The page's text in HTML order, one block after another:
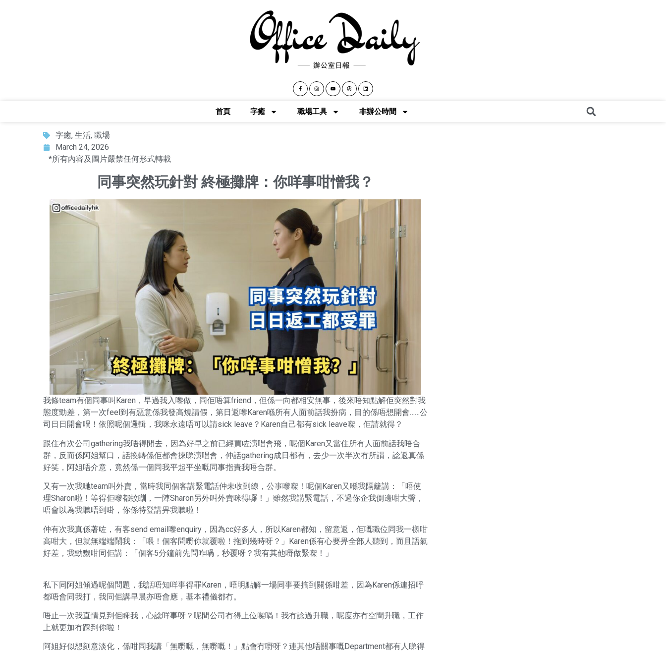
首頁 字癒 職場工具 非辦公時間
字癒, 生活, 職場
March 24, 2026
*所有內容及圖片嚴禁任何形式轉載
同事突然玩針對 終極攤牌：你咩事咁憎我？
我條team有個同事叫Karen，早過我入嚟做，同佢唔算friend，但係一向都相安無事，後來唔知點解佢突然對我
態度勁差，第一次feel到有惡意係我發高燒請假，第日返嚟Karen喺所有人面前話我扮病，目的係唔想開會……公
司日日開會喎！依照呢個邏輯，我咪永遠唔可以請sick leave？Karen自己都有sick leave㗎，佢請就得？
跟住有次公司gathering我唔得閒去，因為好早之前已經買咗演唱會飛，呢個Karen又當住所有人面前話我唔合
群，反而係阿姐幫口，話換轉係佢都會揀睇演唱會，仲話gathering成日都有，去少一次半次冇所謂，諗返真係
好笑，阿姐唔介意，竟然係一個同我平起平坐嘅同事指責我唔合群。
又有一次我哋team叫外賣，當時我同個客講緊電話仲未收到線，公事嚟㗎！呢個Karen又喺我隔籬講：「唔使
理Sharon啦！等得佢嚟都蚊瞓，一陣Sharon另外叫外賣咪得囉！」雖然我講緊電話，不過你企我側邊咁大聲，
唔會以為我聽唔到啩，你係特登講畀我聽啦！
仲有次我真係著咗，有客send email嚟enquiry，因為cc好多人，所以Karen都知，留意返，佢嘅職位同我一樣咁
高咁大，但就無端端鬧我：「喂！個客問嘢你就覆啦！拖到幾時呀？」Karen係有心要畀全部人聽到，而且語氣
好差，我勁嬲咁同佢講：「個客5分鐘前先問咋喎，秒覆呀？我有其他嘢做緊㗎！」
私下同阿姐傾過呢個問題，我話唔知咩事得罪Karen，唔明點解一場同事要搞到關係咁差，因為Karen係連招呼
都唔會同我打，我同佢講早晨亦唔會應，基本禮儀都冇。
唔止一次我直情見到佢睥我，心諗咩事呀？呢間公司冇得上位㗎喎！我冇諗過升職，呢度亦冇空間升職，工作
上就更加冇踩到你啦！
阿姐好似想刻意淡化，係咁同我講「無嘢嘅，無嘢嘅！」點會冇嘢呀？連其他唔關事嘅Department都有人睇得